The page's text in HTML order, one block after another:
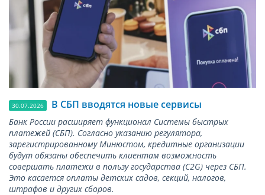
30.07.2026 В СБП вводятся новые сервисы
Банк России расширяет функционал Системы быстрых
платежей (СБП). Согласно указанию регулятора,
зарегистрированному Минюстом, кредитные организации
будут обязаны обеспечить клиентам возможность
совершать платежи в пользу государства (С2G) через СБП.
Это касается оплаты детских садов, секций, налогов,
штрафов и других сборов.